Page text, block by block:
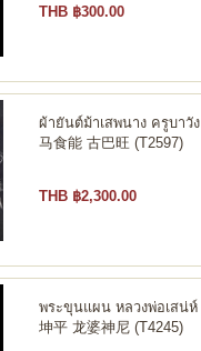
THB ฿300.00
ผ้ายันต์ม้าเสพนาง ครูบาวัง
马食能 古巴旺 (T2597)
THB ฿2,300.00
พระขุนแผน หลวงพ่อเสน่ห์
坤平 龙婆神尼 (T4245)